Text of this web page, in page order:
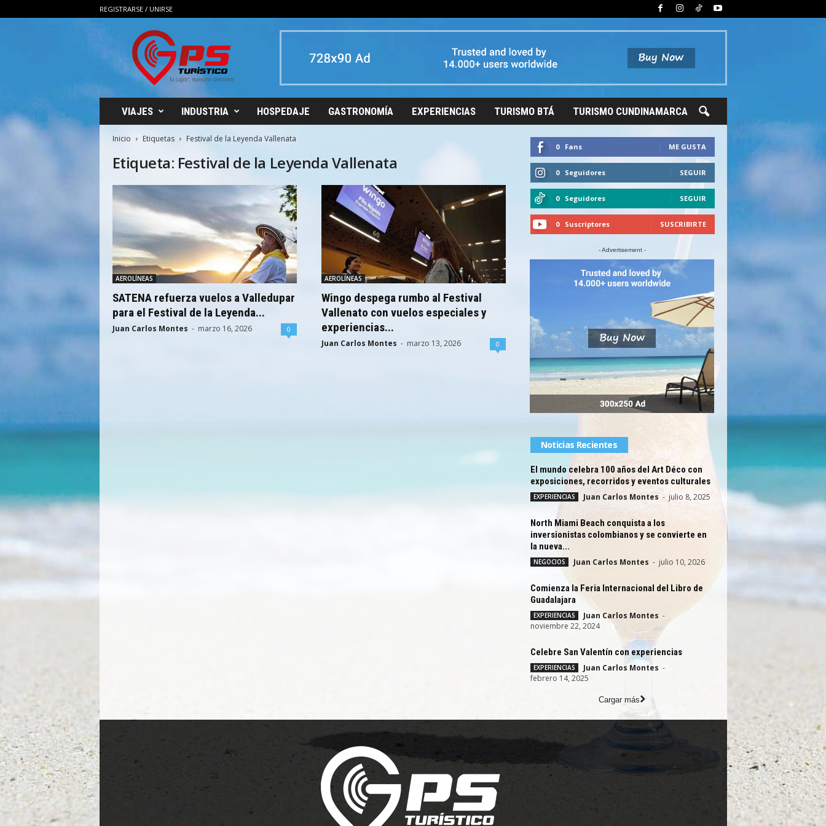
REGISTRARSE / UNIRSE
t
VIAJES INDUSTRIA HOSPEDAJE GASTRONOMÍA EXPERIENCIAS TURISMO BTÁ TURISMO CUNDINAMARCA
Inicio Etiquetas Festival de la Leyenda Vallenata
Etiqueta: Festival de la Leyenda Vallenata
AEROLÍNEAS
SATENA refuerza vuelos a Valledupar
para el Festival de la Leyenda...
Juan Carlos Montes - marzo 16, 2026 0
AEROLÍNEAS
Wingo despega rumbo al Festival
Vallenato con vuelos especiales y
experiencias...
Juan Carlos Montes - marzo 13, 2026 0
0 Fans ME GUSTA
0 Seguidores SEGUIR
0 Seguidores SEGUIR
0 Suscriptores SUSCRIBIRTE
- Advertisement -
Noticias Recientes
El mundo celebra 100 años del Art Déco con
exposiciones, recorridos y eventos culturales
EXPERIENCIAS Juan Carlos Montes - julio 8, 2025
North Miami Beach conquista a los
inversionistas colombianos y se convierte en
la nueva...
NEGOCIOS Juan Carlos Montes - julio 10, 2026
Comienza la Feria Internacional del Libro de
Guadalajara
EXPERIENCIAS Juan Carlos Montes -
noviembre 22, 2024
Celebre San Valentín con experiencias
EXPERIENCIAS Juan Carlos Montes -
febrero 14, 2025
Cargar más